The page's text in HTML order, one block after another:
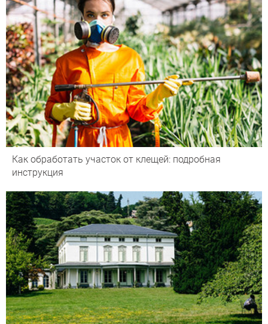
Как обработать участок от клещей: подробная
инструкция